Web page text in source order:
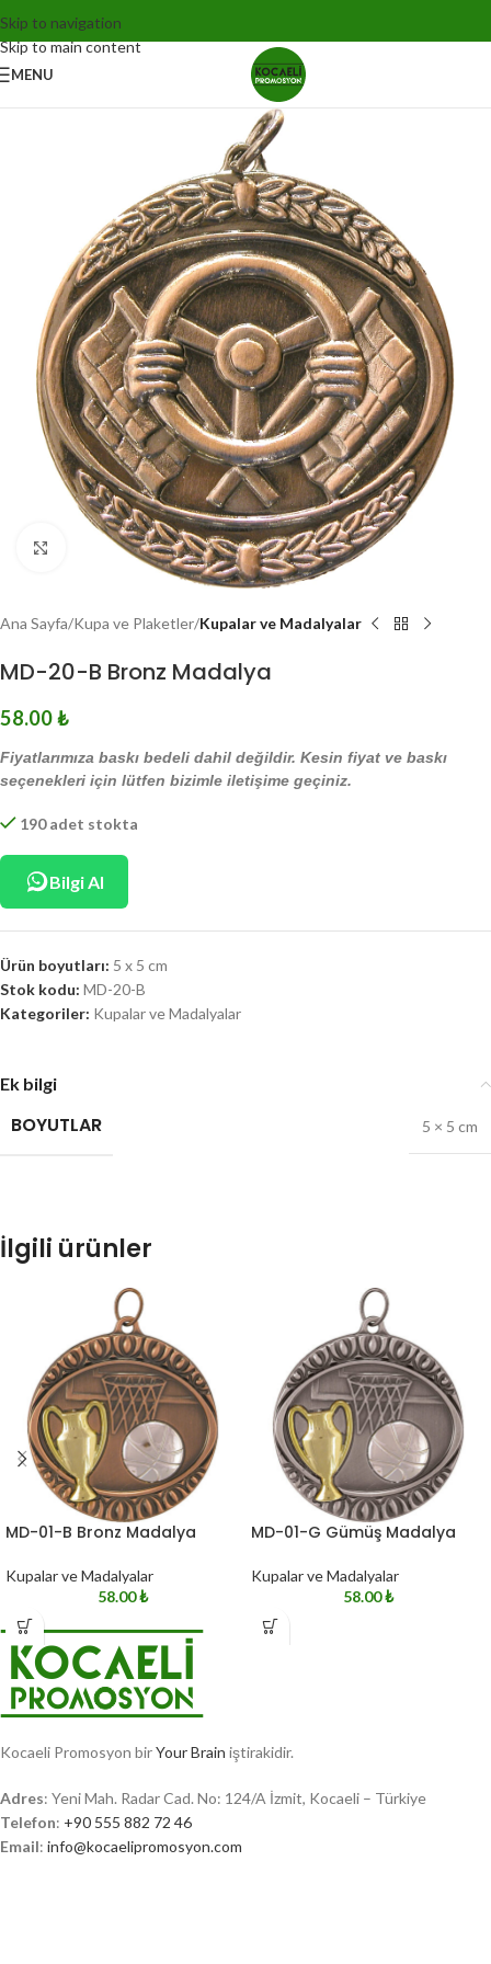
Skip to navigation
Skip to main content
MENU
Click to enlarge
Ana Sayfa Kupa ve Plaketler Kupalar ve Madalyalar
MD-20-B Bronz Madalya
58.00₺
Fiyatlarımıza baskı bedeli dahil değildir. Kesin fiyat ve baskı
seçenekleri için lütfen bizimle iletişime geçiniz.
190 adet stokta
Bilgi Al
Ürün boyutları: 5 x 5 cm
Stok kodu: MD-20-B
Kategoriler: Kupalar ve Madalyalar
Ek bilgi
BOYUTLAR 5 × 5 cm
İlgili ürünler
MD-01-B Bronz Madalya
Kupalar ve Madalyalar
58.00₺
MD-01-G Gümüş Madalya
Kupalar ve Madalyalar
58.00₺
Kocaeli Promosyon birYour Brain iştirakidir.
Adres: Yeni Mah. Radar Cad. No: 124/A İzmit, Kocaeli – Türkiye
Telefon: +90 555 882 72 46
Email: info@kocaelipromosyon.com